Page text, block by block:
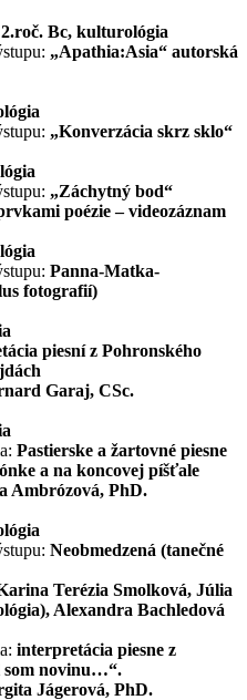
2.roč. Bc, kulturológia
„Apathia:Asia“ autorská
„Konverzácia skrz sklo“
„Záchytný bod“
poézie – videozáznam
Panna-Matka-
fotografií)
piesní z Pohronského
Garaj, CSc.
Pastierske a žartovné piesne
a na koncovej píšťale
Ambrózová, PhD.
Neobmedzená (tanečné
Terézia Smolková, Júlia
Alexandra Bachledová
interpretácia piesne z
som novinu…“.
Jágerová, PhD.